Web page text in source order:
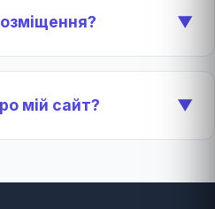
▼
мій сайт? ▼